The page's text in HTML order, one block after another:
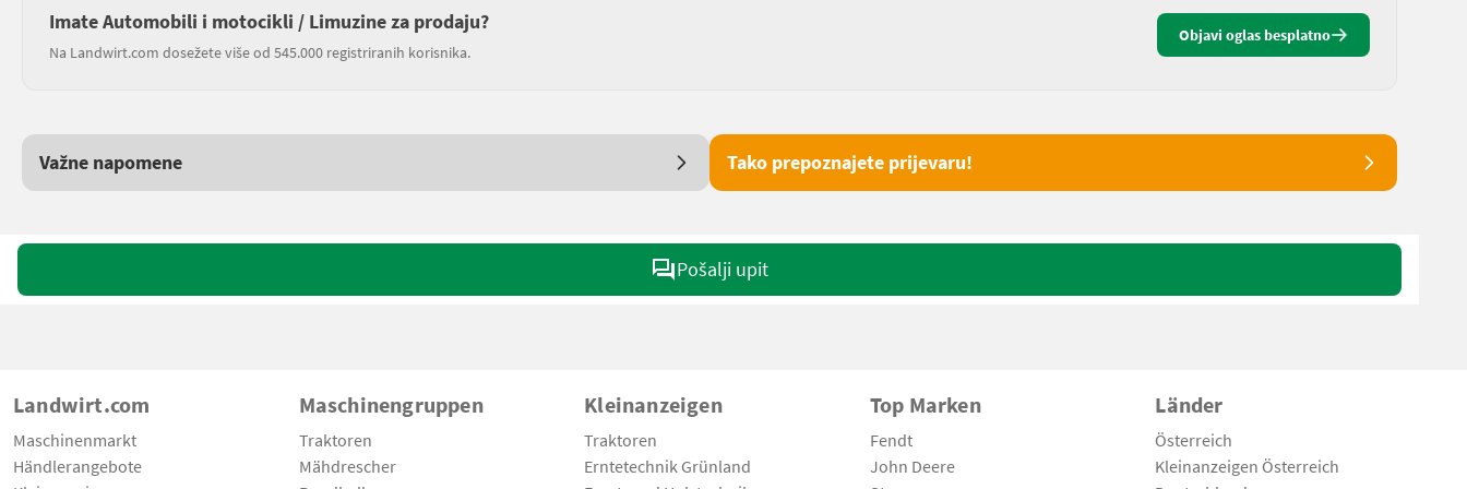
Imate Automobili i motocikli / Limuzine za prodaju?
Na Landwirt.com dosežete više od 545.000 registriranih korisnika.
Objavi oglas besplatno
Važne napomene Tako prepoznajete prijevaru!
Pošalji upit
Landwirt.com
Maschinenmarkt
Händlerangebote
Maschinengruppen
Traktoren
Mähdrescher
Kleinanzeigen
Traktoren
Erntetechnik Grünland
Top Marken
Fendt
John Deere
Länder
Österreich
Kleinanzeigen Österreich